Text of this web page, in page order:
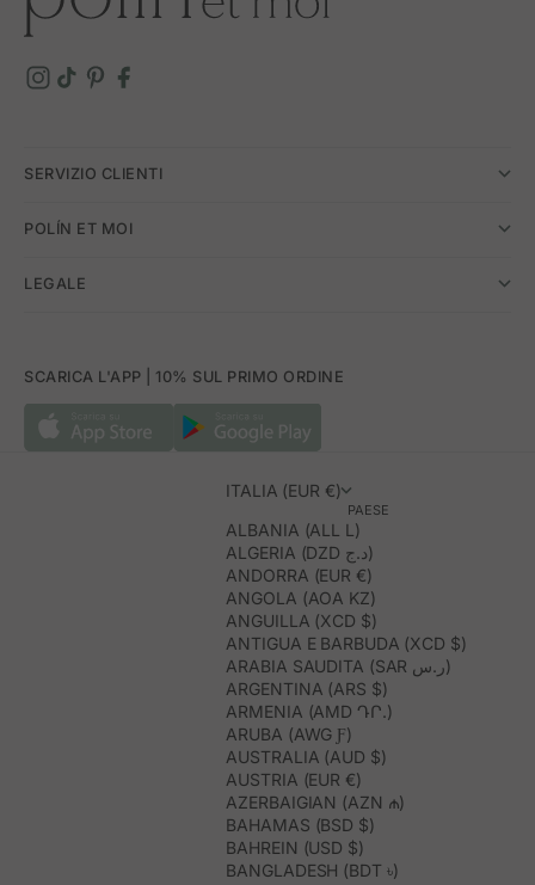
SERVIZIO CLIENTI
POLÍN ET MOI
LEGALE
SCARICA L'APP | 10% SUL PRIMO ORDINE
ITALIA (EUR €)
PAESE
ALBANIA (ALL L)
ALGERIA (DZD د.ج)
ANDORRA (EUR €)
ANGOLA (AOA KZ)
ANGUILLA (XCD $)
ANTIGUA E BARBUDA (XCD $)
ARABIA SAUDITA (SAR ر.س)
ARGENTINA (ARS $)
ARMENIA (AMD ԴՐ.)
ARUBA (AWG Ƒ)
AUSTRALIA (AUD $)
AUSTRIA (EUR €)
AZERBAIGIAN (AZN ₼)
BAHAMAS (BSD $)
BAHREIN (USD $)
BANGLADESH (BDT ৳)